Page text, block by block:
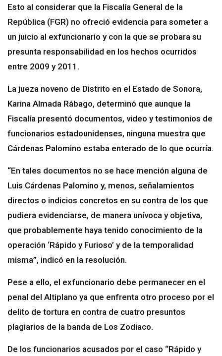
Esto al considerar que la Fiscalía General de la
República (FGR) no ofreció evidencia para someter a
un juicio al exfuncionario y con la que se probara su
presunta responsabilidad en los hechos ocurridos
entre 2009 y 2011.
La jueza noveno de Distrito en el Estado de Sonora,
Karina Almada Rábago, determinó que aunque la
Fiscalía presentó documentos, video y testimonios de
funcionarios estadounidenses, ninguna muestra que
Cárdenas Palomino estaba enterado de lo que ocurría.
“En tales documentos no se hace mención alguna de
Luis Cárdenas Palomino y, menos, señalamientos
directos o indicios concretos en su contra de los que
pudiera evidenciarse, de manera unívoca y objetiva,
que probablemente haya tenido conocimiento de la
operación ‘Rápido y Furioso’ y de la temporalidad
misma”, indicó en la resolución.
Pese a ello, el exfuncionario debe permanecer en el
penal del Altiplano ya que enfrenta otro proceso por el
delito de tortura en contra de cuatro presuntos
plagiarios de la banda de Los Zodiaco.
De los funcionarios acusados por el caso “Rápido y